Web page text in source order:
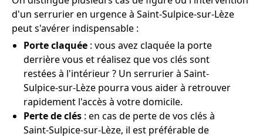
d'un serrurier en urgence à Saint-Sulpice-sur-Lèze
peut s'avérer indispensable :
Porte claquée : vous avez claquée la porte
derrière vous et réalisez que vos clés sont
restées à l'intérieur ? Un serrurier à Saint-
Sulpice-sur-Lèze pourra vous aider à retrouver
rapidement l'accès à votre domicile.
Perte de clés : en cas de perte de vos clés à
Saint-Sulpice-sur-Lèze, il est préférable de